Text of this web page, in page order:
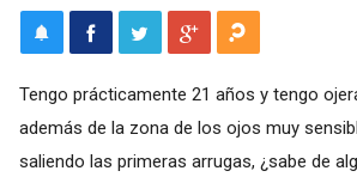
Tengo prácticamente 21 años y tengo
además de la zona de los ojos muy
saliendo las primeras arrugas, ¿sabe de